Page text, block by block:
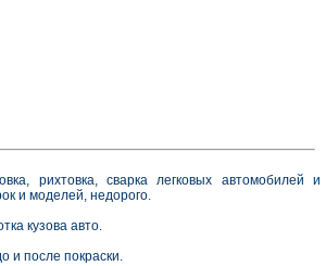
рихтовка, сварка легковых автомобилей и
и моделей, недорого.
кузова авто.
и после покраски.